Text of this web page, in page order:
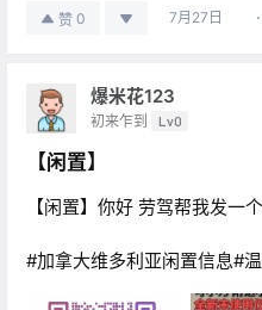
赞 0 7月27日
爆米花123
初来乍到 Lv0
【闲置】
【闲置】你好 劳驾帮我发一
#加拿大维多利亚闲置信息#